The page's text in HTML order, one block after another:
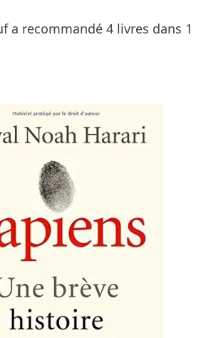
a recommandé 4 livres dans 1